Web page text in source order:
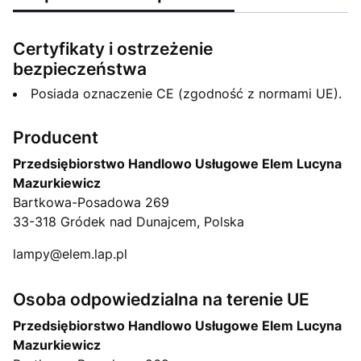
Certyfikaty i ostrzeżenie
bezpieczeństwa
Posiada oznaczenie CE (zgodność z normami UE).
Producent
Przedsiębiorstwo Handlowo Usługowe Elem Lucyna
Mazurkiewicz
Bartkowa-Posadowa 269
33-318 Gródek nad Dunajcem, Polska
lampy@elem.lap.pl
Osoba odpowiedzialna na terenie UE
Przedsiębiorstwo Handlowo Usługowe Elem Lucyna
Mazurkiewicz